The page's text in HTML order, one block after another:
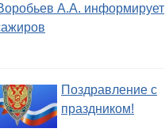
А.А. информирует
Поздравление с
праздником!